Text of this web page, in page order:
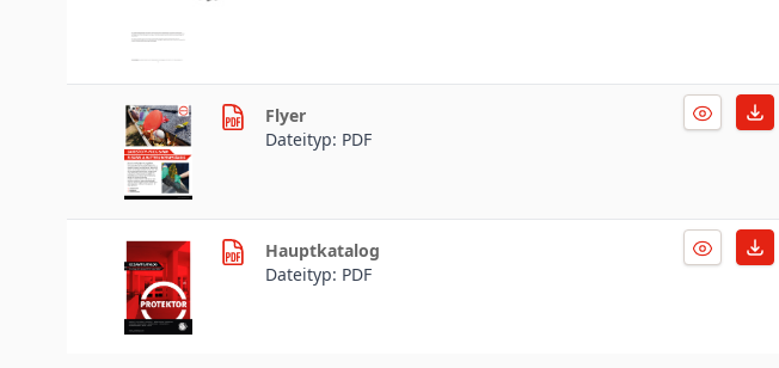
Flyer
Dateityp: PDF
Hauptkatalog
Dateityp: PDF